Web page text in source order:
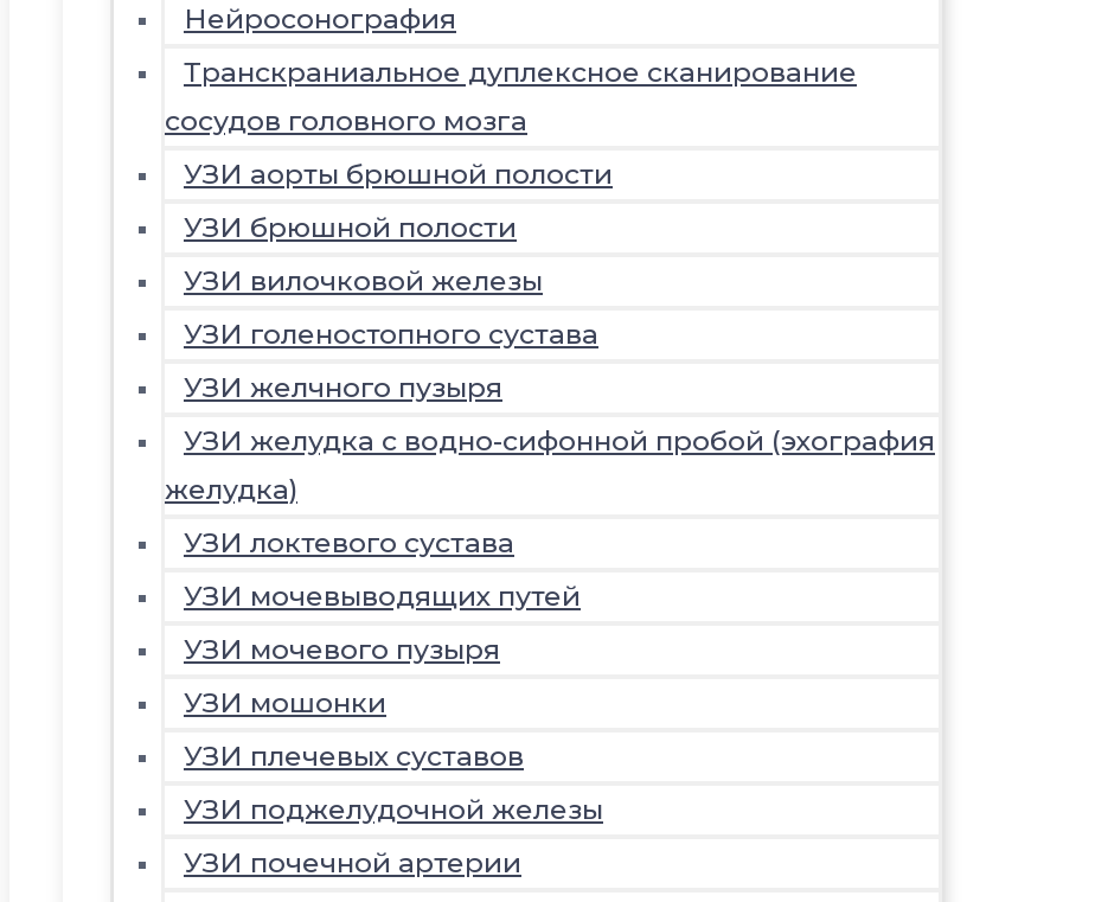
Нейросонография
Транскраниальное дуплексное сканирование
сосудов головного мозга
УЗИ аорты брюшной полости
УЗИ брюшной полости
УЗИ вилочковой железы
УЗИ голеностопного сустава
УЗИ желчного пузыря
УЗИ желудка с водно-сифонной пробой (эхография
желудка)
УЗИ локтевого сустава
УЗИ мочевыводящих путей
УЗИ мочевого пузыря
УЗИ мошонки
УЗИ плечевых суставов
УЗИ поджелудочной железы
УЗИ почечной артерии